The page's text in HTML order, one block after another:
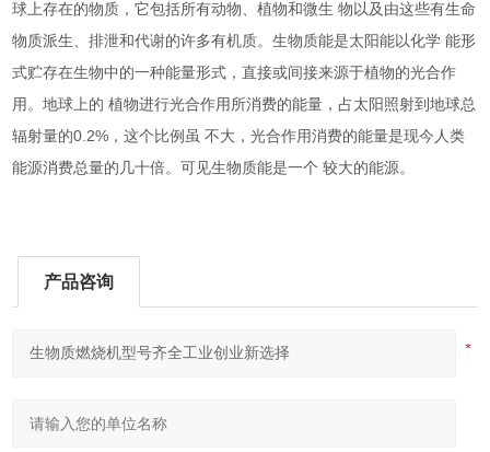
球上存在的物质，它包括所有动物、植物和微生 物以及由这些有生命
物质派生、排泄和代谢的许多有机质。生物质能是太阳能以化学 能形
式贮存在生物中的一种能量形式，直接或间接来源于植物的光合作
用。地球上的 植物进行光合作用所消费的能量，占太阳照射到地球总
辐射量的0.2% ，这个比例虽 不大，光合作用消费的能量是现今人类
能源消费总量的几十倍。可见生物质能是一个 较大的能源。
产品咨询